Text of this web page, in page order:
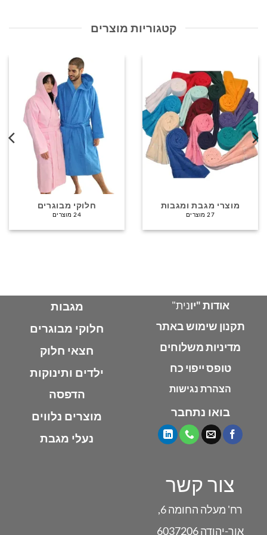
את
קטגוריות מוצרים
מוצרי מגבת ומגבות
27 מוצרים
חלוקי מבוגרים
24 מוצרים
אודות "יונית"
תקנון שימוש באתר
מדיניות משלוחים
טופס ייפוי כח
הצהרת נגישות
בואו נתחבר
מגבות
חלוקי מבוגרים
חצאי חלוק
ילדים ותינוקות
הדפסה
מוצרים נלווים
נעלי מגבת
צור קשר
רח' מעלה החומה 6,
אור-יהודה 6037206